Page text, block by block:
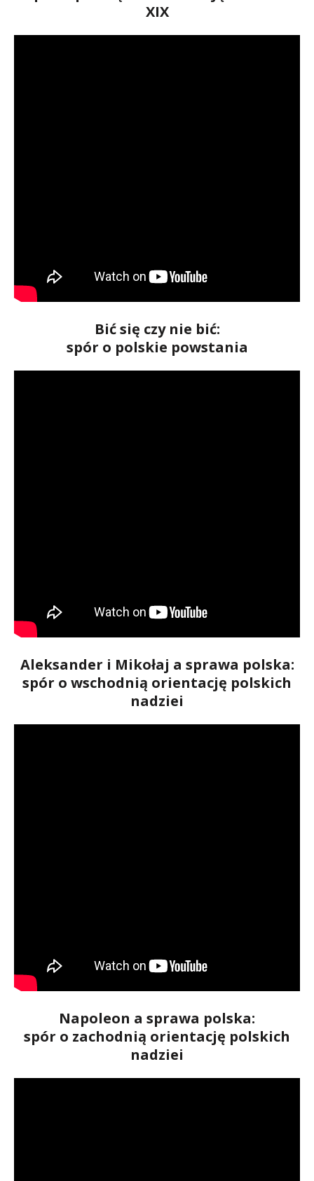
XIX
Bić się czy nie bić:
spór o polskie powstania
Aleksander i Mikołaj a sprawa polska:
spór o wschodnią orientację polskich
nadziei
Napoleon a sprawa polska:
spór o zachodnią orientację polskich
nadziei